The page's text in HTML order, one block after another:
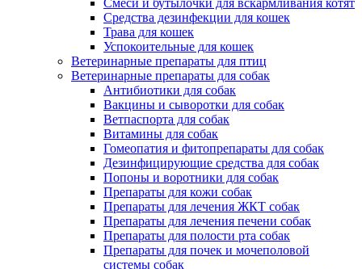
Смеси и бутылочки для вскармливания котят
Средства дезинфекции для кошек
Трава для кошек
Успокоительные для кошек
Ветеринарные препараты для птиц
Ветеринарные препараты для собак
Антибиотики для собак
Вакцины и сыворотки для собак
Ветпаспорта для собак
Витамины для собак
Гомеопатия и фитопрепараты для собак
Дезинфицирующие средства для собак
Попоны и воротники для собак
Препараты для кожи собак
Препараты для лечения ЖКТ собак
Препараты для лечения печени собак
Препараты для полости рта собак
Препараты для почек и мочеполовой
системы собак